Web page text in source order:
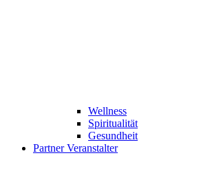
Wellness
Spiritualität
Gesundheit
Partner Veranstalter